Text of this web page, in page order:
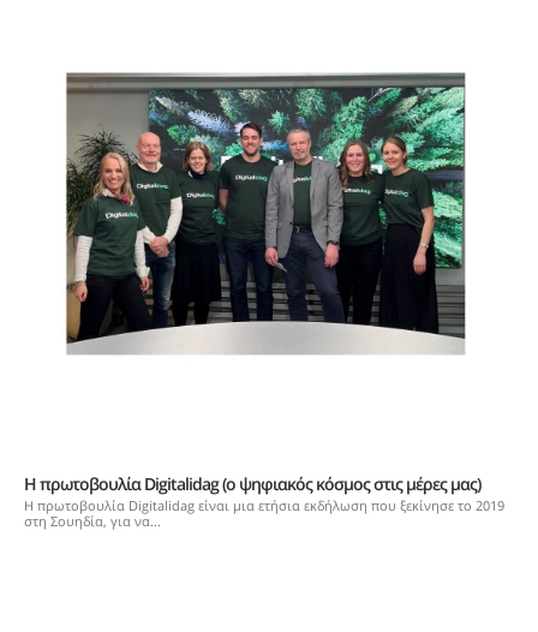
Η πρωτοβουλία Digitalidag (ο ψηφιακός κόσμος στις μέρες μας)
Η πρωτοβουλία Digitalidag είναι μια ετήσια εκδήλωση που ξεκίνησε το 2019
στη Σουηδία, για να...